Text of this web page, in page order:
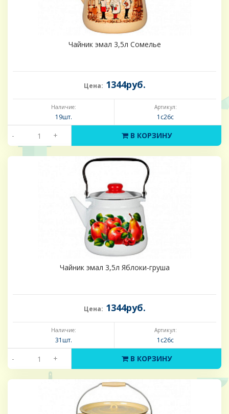
Чайник эмал 3,5л Сомелье
Цена: 1344руб.
Наличие:
19шт.
Артикул:
1с26с
- + В КОРЗИНУ
Чайник эмал 3,5л Яблоки-груша
Цена: 1344руб.
Наличие:
31шт.
Артикул:
1с26с
- + В КОРЗИНУ